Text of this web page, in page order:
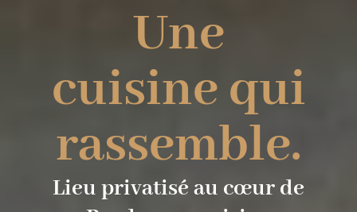
Une
cuisine qui
rassemble.
Lieu privatisé au cœur de